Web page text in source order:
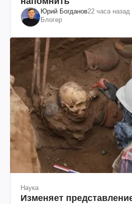
Юрий Богданов22 часа назад
Блогер
Наука
Изменяет